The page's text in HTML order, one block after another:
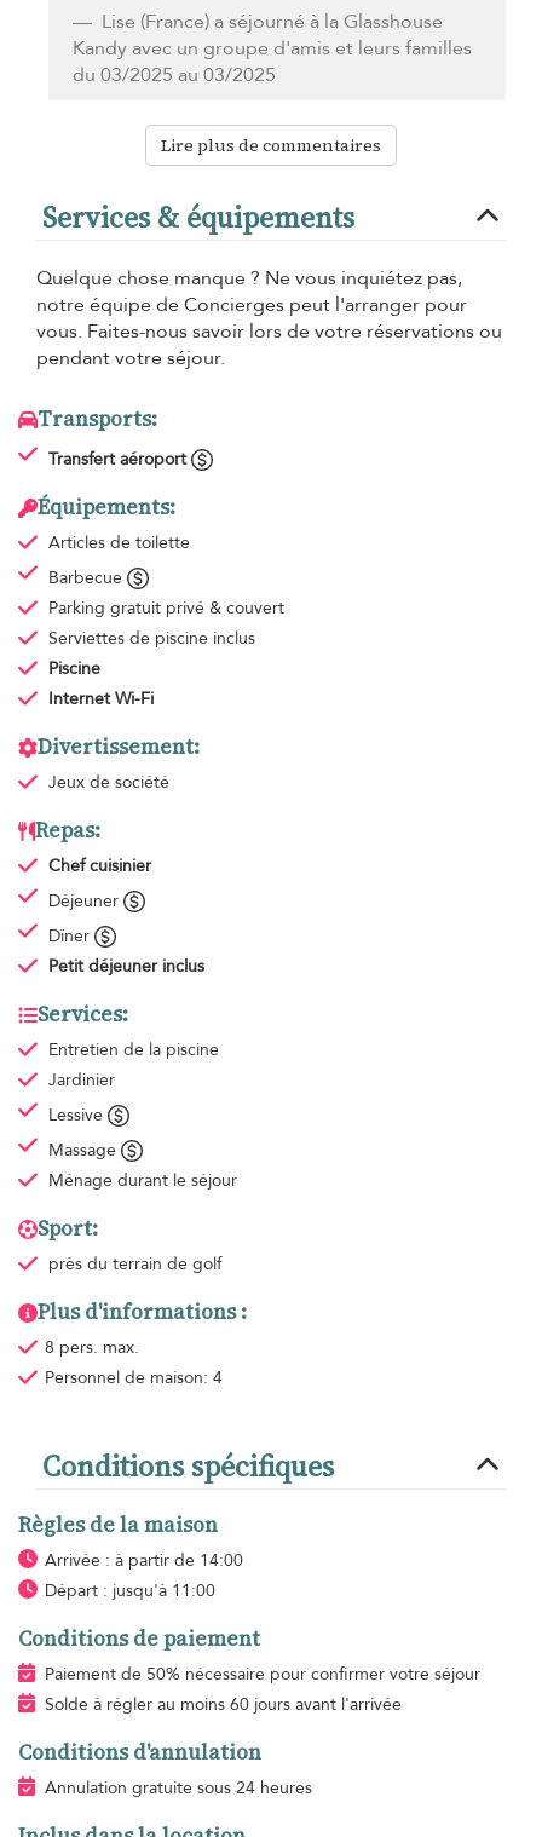
Lise (France) a séjourné à la Glasshouse
Kandy avec un groupe d'amis et leurs familles
du 03/2025 au 03/2025
Lire plus de commentaires
Services & équipements
Quelque chose manque ? Ne vous inquiétez pas,
notre équipe de Concierges peut l'arranger pour
vous. Faites-nous savoir lors de votre réservations ou
pendant votre séjour.
Transports:
Transfert aéroport
Équipements:
Articles de toilette
Barbecue
Parking gratuit privé & couvert
Serviettes de piscine inclus
Piscine
Internet Wi-Fi
Divertissement:
Jeux de société
Repas:
Chef cuisinier
Déjeuner
Dîner
Petit déjeuner inclus
Services:
Entretien de la piscine
Jardinier
Lessive
Massage
Ménage durant le séjour
Sport:
près du terrain de golf
Plus d'informations :
8 pers. max.
Personnel de maison: 4
Conditions spécifiques
Règles de la maison
Arrivée : à partir de 14:00
Départ : jusqu'à 11:00
Conditions de paiement
Paiement de 50% nécessaire pour confirmer votre séjour
Solde à régler au moins 60 jours avant l'arrivée
Conditions d'annulation
Annulation gratuite sous 24 heures